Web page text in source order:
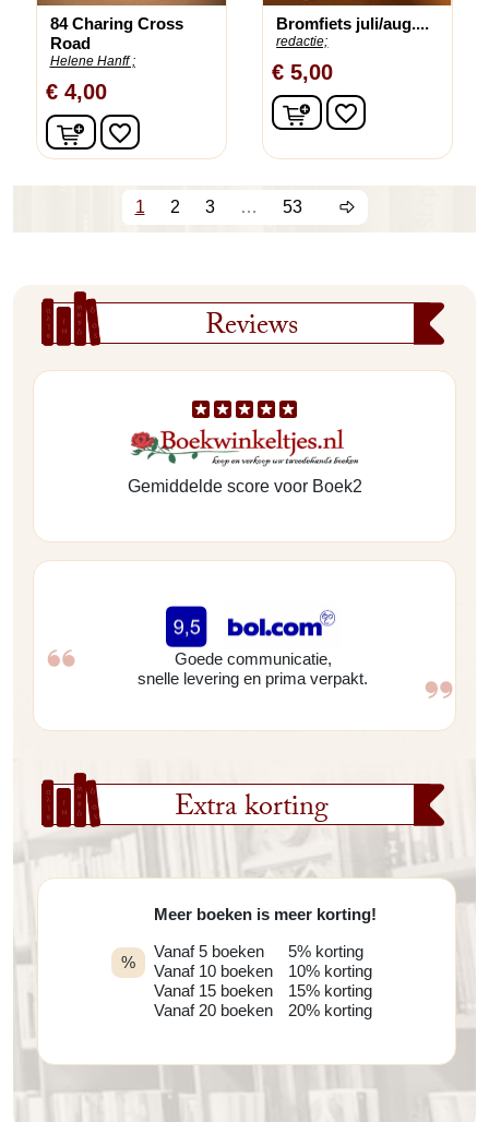
Reviews
Gemiddelde score voor Boek2
Goede communicatie,
snelle levering en prima verpakt.
Extra korting
%
Meer boeken is meer korting!
Vanaf 5 boeken
Vanaf 10 boeken
Vanaf 15 boeken
Vanaf 20 boeken
5% korting
10% korting
15% korting
20% korting
84 Charing Cross
Road
Helene Hanff ;
€ 4,00
In winkelwagen
favorite_border
Bromfiets juli/aug....
redactie;
€ 5,00
In winkelwagen
favorite_border
1 2 3 … 53